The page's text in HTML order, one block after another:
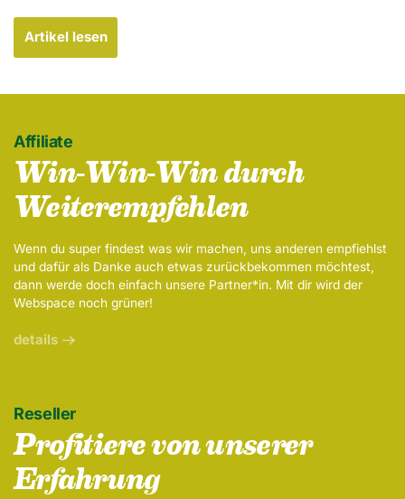
Artikel lesen
Affiliate
Win-Win-Win durch
Weiterempfehlen
Wenn du super findest was wir machen, uns anderen empfiehlst
und dafür als Danke auch etwas zurückbekommen möchtest,
dann werde doch einfach unsere Partner*in. Mit dir wird der
Webspace noch grüner!
details
Reseller
Profitiere von unserer
Erfahrung